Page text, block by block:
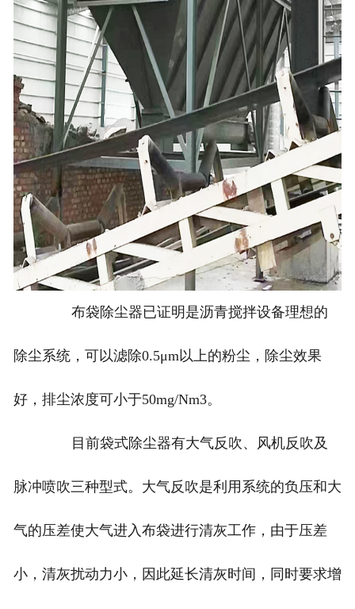
布袋除尘器已证明是沥青搅拌设备理想的
除尘系统，可以滤除0.5μm以上的粉尘，除尘效果
好，排尘浓度可小于50mg/Nm3。
目前袋式除尘器有大气反吹、风机反吹及
脉冲喷吹三种型式。大气反吹是利用系统的负压和大
气的压差使大气进入布袋进行清灰工作，由于压差
小，清灰扰动力小，因此延长清灰时间，同时要求增